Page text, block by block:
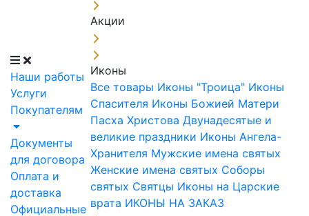
Наши работы
Услуги
Покупателям
Документы
для договора
Оплата и
доставка
Официальные
Акции
Иконы
Все товары Иконы "Троица" Иконы
Спасителя Иконы Божией Матери
Пасха Христова Двунадесятые и
великие праздники Иконы Ангела-
Хранителя Мужские имена святых
Женские имена святых Соборы
святых Святцы Иконы на Царские
врата ИКОНЫ НА ЗАКАЗ